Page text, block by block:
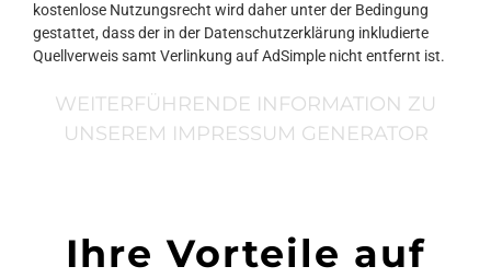
kostenlose Nutzungsrecht wird daher unter der Bedingung
gestattet, dass der in der Datenschutzerklärung inkludierte
Quellverweis samt Verlinkung auf AdSimple nicht entfernt ist.
WEITERFÜHRENDE INFORMATION ZU
UNSEREM IMPRESSUM GENERATOR
Ihre Vorteile auf